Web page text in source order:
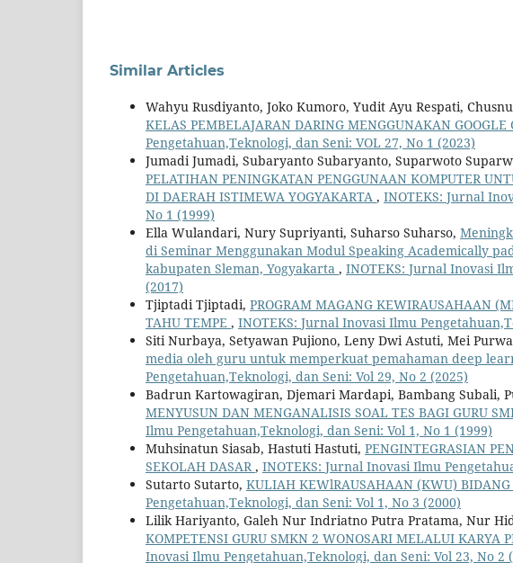
Similar Articles
Wahyu Rusdiyanto, Joko Kumoro, Yudit Ayu Respati,
KELAS PEMBELAJARAN DARING MENGGUNAKAN GOOGLE
Pengetahuan,Teknologi, dan Seni: VOL 27, No 1 (2023)
Jumadi Jumadi, Subaryanto Subaryanto, Suparwoto
PELATIHAN PENINGKATAN PENGGUNAAN KOMPUTER
DI DAERAH ISTIMEWA YOGYAKARTA , INOTEKS: Jurnal
No 1 (1999)
Ella Wulandari, Nury Supriyanti, Suharso Suharso,
di Seminar Menggunakan Modul Speaking Academically
kabupaten Sleman, Yogyakarta , INOTEKS: Jurnal Inovasi
(2017)
Tjiptadi Tjiptadi, PROGRAM MAGANG KEWIRAUSAHAAN
TAHU TEMPE , INOTEKS: Jurnal Inovasi Ilmu
Siti Nurbaya, Setyawan Pujiono, Leny Dwi Astuti, Mei
media oleh guru untuk memperkuat pemahaman deep
Pengetahuan,Teknologi, dan Seni: Vol 29, No 2 (2025)
Badrun Kartowagiran, Djemari Mardapi, Bambang Subali,
MENYUSUN DAN MENGANALISIS SOAL TES BAGI GURU
Ilmu Pengetahuan,Teknologi, dan Seni: Vol 1, No 1 (1999)
Muhsinatun Siasab, Hastuti Hastuti, PENGINTEGRASIAN
SEKOLAH DASAR, INOTEKS: Jurnal Inovasi Ilmu
Sutarto Sutarto, KULIAH KEWlRAUSAHAAN (KWU) BIDANG
Pengetahuan,Teknologi, dan Seni: Vol 1, No 3 (2000)
Lilik Hariyanto, Galeh Nur Indriatno Putra Pratama, Nur
KOMPETENSI GURU SMKN 2 WONOSARI MELALUI KARYA
Inovasi Ilmu Pengetahuan,Teknologi, dan Seni: Vol 23, No 2